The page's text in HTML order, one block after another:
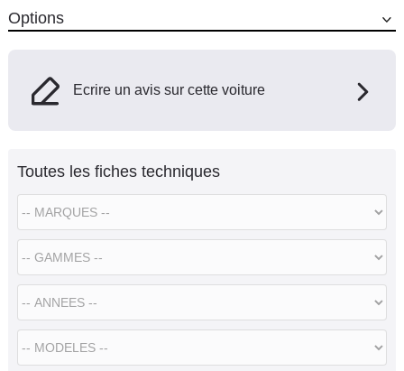
Options
Ecrire un avis sur cette voiture
Toutes les fiches techniques